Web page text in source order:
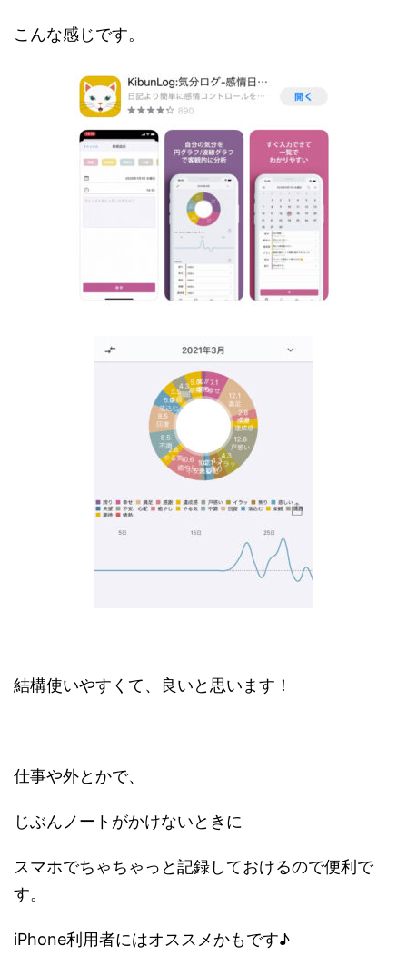
こんな感じです。
結構使いやすくて、良いと思います！
仕事や外とかで、
じぶんノートがかけないときに
スマホでちゃちゃっと記録しておけるので便利で
す。
iPhone利用者にはオススメかもです♪